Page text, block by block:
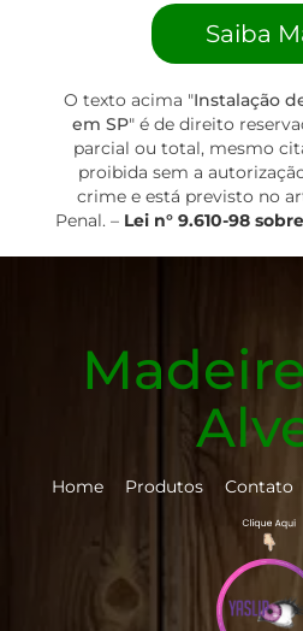
Saiba
O texto acima "Instalação
em SP" é de direito
parcial ou total, mesmo
proibida sem a
crime e está previsto no
Penal. – Lei n° 9.610-98
Home Produtos Contato